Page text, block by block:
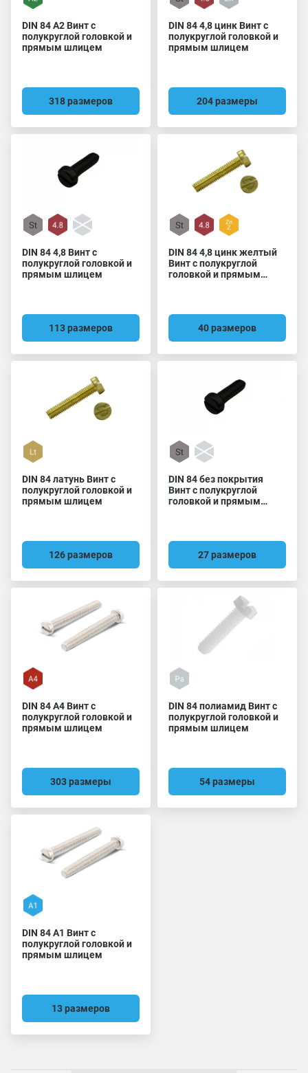
DIN 84 A2 Винт с
полукруглой головкой и
прямым шлицем
318 размеров
DIN 84 4,8 цинк Винт с
полукруглой головкой и
прямым шлицем
204 размеры
DIN 84 4,8 Винт с
полукруглой головкой и
прямым шлицем
113 размеров
DIN 84 4,8 цинк желтый
Винт с полукруглой
головкой и прямым
40 размеров
DIN 84 латунь Винт с
полукруглой головкой и
прямым шлицем
126 размеров
DIN 84 без покрытия
Винт с полукруглой
головкой и прямым
27 размеров
DIN 84 A4 Винт с
полукруглой головкой и
прямым шлицем
303 размеры
DIN 84 полиамид Винт с
полукруглой головкой и
прямым шлицем
54 размеры
DIN 84 A1 Винт с
полукруглой головкой и
прямым шлицем
13 размеров